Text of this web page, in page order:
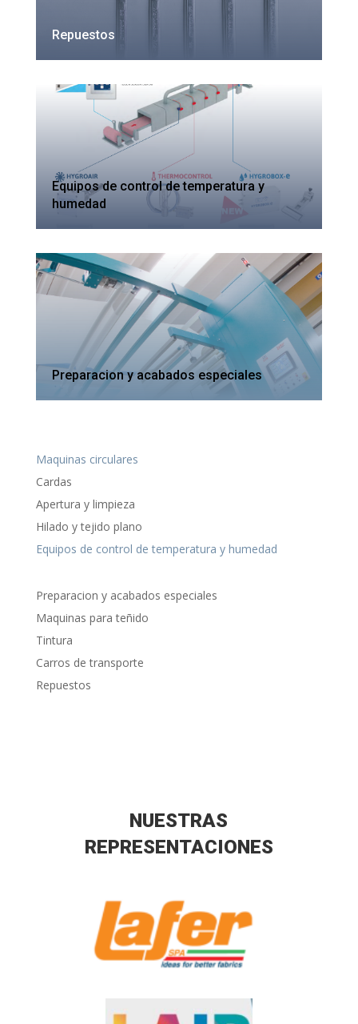
Repuestos
Equipos de control de temperatura y
humedad
Preparacion y acabados especiales
Maquinas circulares
Cardas
Apertura y limpieza
Hilado y tejido plano
Equipos de control de temperatura y humedad
Preparacion y acabados especiales
Maquinas para teñido
Tintura
Carros de transporte
Repuestos
NUESTRAS
REPRESENTACIONES